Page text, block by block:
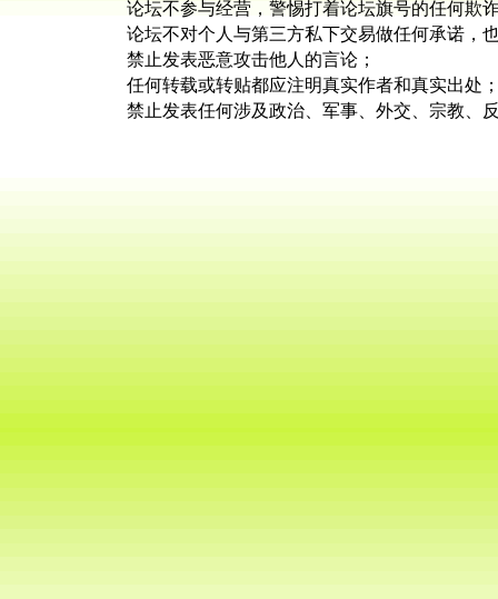
论坛不参与经营，警惕打着论坛旗号的任何欺
论坛不对个人与第三方私下交易做任何承诺，
禁止发表恶意攻击他人的言论；
任何转载或转贴都应注明真实作者和真实出处
禁止发表任何涉及政治、军事、外交、宗教、